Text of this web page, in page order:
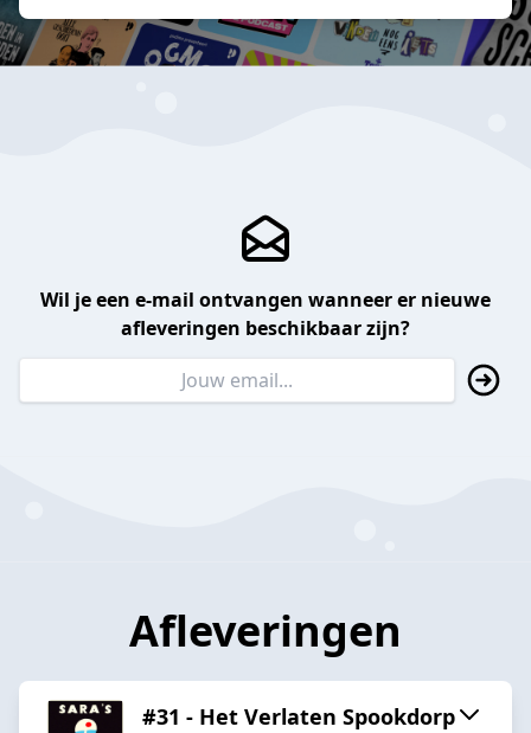
Wil je een e-mail ontvangen wanneer er nieuwe
afleveringen beschikbaar zijn?
Afleveringen
#31 - Het Verlaten Spookdorp